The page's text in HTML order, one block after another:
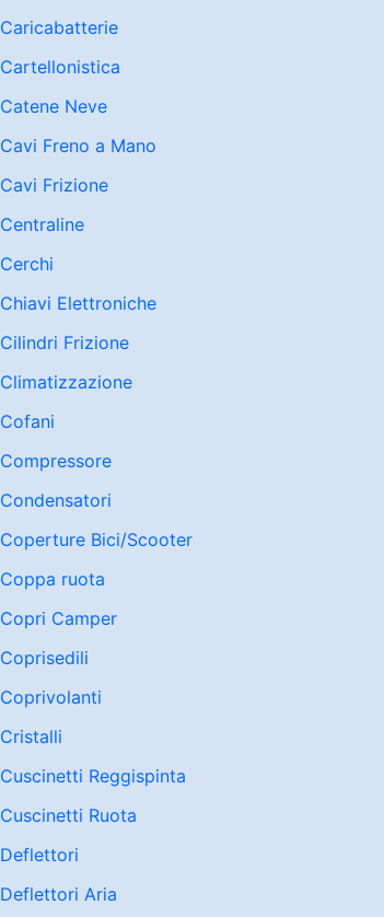
Caricabatterie
Cartellonistica
Catene Neve
Cavi Freno a Mano
Cavi Frizione
Centraline
Cerchi
Chiavi Elettroniche
Cilindri Frizione
Climatizzazione
Cofani
Compressore
Condensatori
Coperture Bici/Scooter
Coppa ruota
Copri Camper
Coprisedili
Coprivolanti
Cristalli
Cuscinetti Reggispinta
Cuscinetti Ruota
Deflettori
Deflettori Aria